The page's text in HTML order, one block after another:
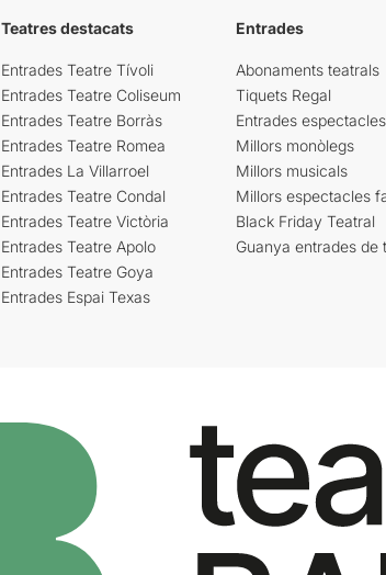
Teatres destacats
Entrades Teatre Tívoli
Entrades Teatre Coliseum
Entrades Teatre Borràs
Entrades Teatre Romea
Entrades La Villarroel
Entrades Teatre Condal
Entrades Teatre Victòria
Entrades Teatre Apolo
Entrades Teatre Goya
Entrades Espai Texas
Entrades
Abonaments teatrals
Tiquets Regal
Entrades
Millors monòlegs
Millors musicals
Millors espectacles
Black Friday Teatral
Guanya entrades